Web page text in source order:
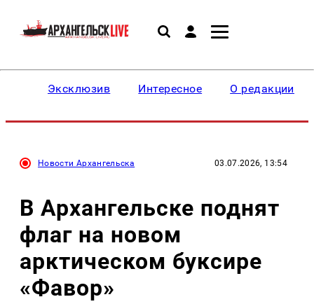
Эксклюзив Интересное О редакции
Новости Архангельска 03.07.2026, 13:54
В Архангельске поднят
флаг на новом
арктическом буксире
«Фавор»